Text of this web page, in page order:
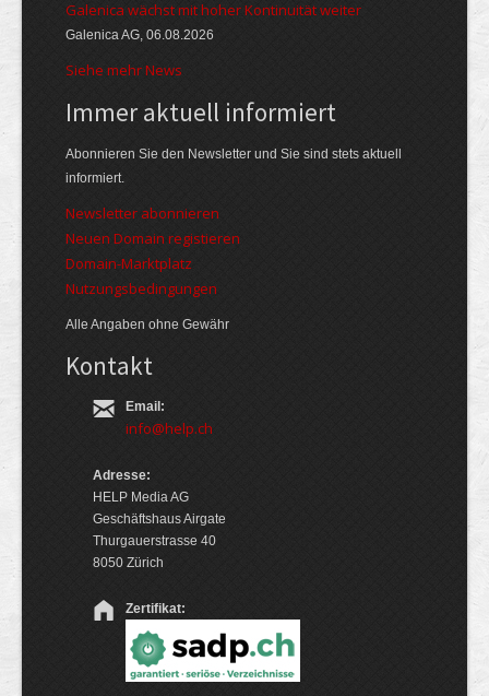
Galenica wächst mit hoher Kontinuität weiter
Galenica AG, 06.08.2026
Siehe mehr News
Immer aktuell informiert
Abonnieren Sie den Newsletter und Sie sind stets aktuell
informiert.
Newsletter abonnieren
Neuen Domain registieren
Domain-Marktplatz
Nutzungsbedingungen
Alle Angaben ohne Gewähr
Kontakt
Email:
info@help.ch
Adresse:
HELP Media AG
Geschäftshaus Airgate
Thurgauerstrasse 40
8050 Zürich
Zertifikat: